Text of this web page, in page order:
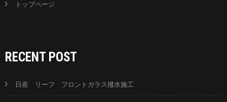
トップページ
RECENT POST
日産 リーフ フロントガラス撥水施工